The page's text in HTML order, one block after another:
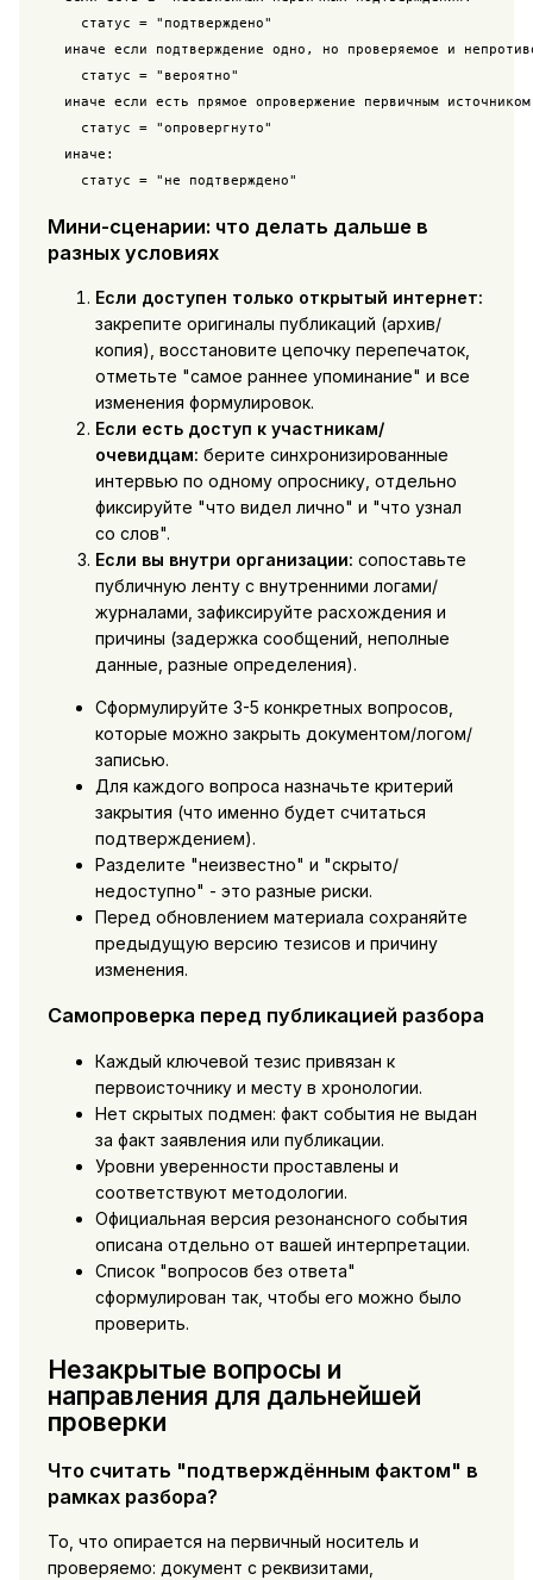
    статус = "подтверждено"
иначе если подтверждение одно, но проверяемое и
    статус = "вероятно"
иначе если есть прямое опровержение первичным
    статус = "опровергнуто"
  иначе:
Мини-сценарии: что делать дальше в
разных условиях
Если доступен только открытый интернет:
закрепите оригиналы публикаций (архив/
копия), восстановите цепочку перепечаток,
отметьте "самое раннее упоминание" и все
изменения формулировок.
Если есть доступ к участникам/
очевидцам: берите синхронизированные
интервью по одному опроснику, отдельно
фиксируйте "что видел лично" и "что узнал
со слов".
Если вы внутри организации: сопоставьте
публичную ленту с внутренними логами/
журналами, зафиксируйте расхождения и
причины (задержка сообщений, неполные
данные, разные определения).
Сформулируйте 3-5 конкретных вопросов,
которые можно закрыть документом/логом/
записью.
Для каждого вопроса назначьте критерий
закрытия (что именно будет считаться
подтверждением).
Разделите "неизвестно" и "скрыто/
недоступно" - это разные риски.
Перед обновлением материала сохраняйте
предыдущую версию тезисов и причину
изменения.
Самопроверка перед публикацией разбора
Каждый ключевой тезис привязан к
первоисточнику и месту в хронологии.
Нет скрытых подмен: факт события не выдан
за факт заявления или публикации.
Уровни уверенности проставлены и
соответствуют методологии.
Официальная версия резонансного события
описана отдельно от вашей интерпретации.
Список "вопросов без ответа"
сформулирован так, чтобы его можно было
проверить.
Незакрытые вопросы и
направления для дальнейшей
проверки
Что считать "подтверждённым фактом" в
рамках разбора?
То, что опирается на первичный носитель и
проверяемо: документ с реквизитами,